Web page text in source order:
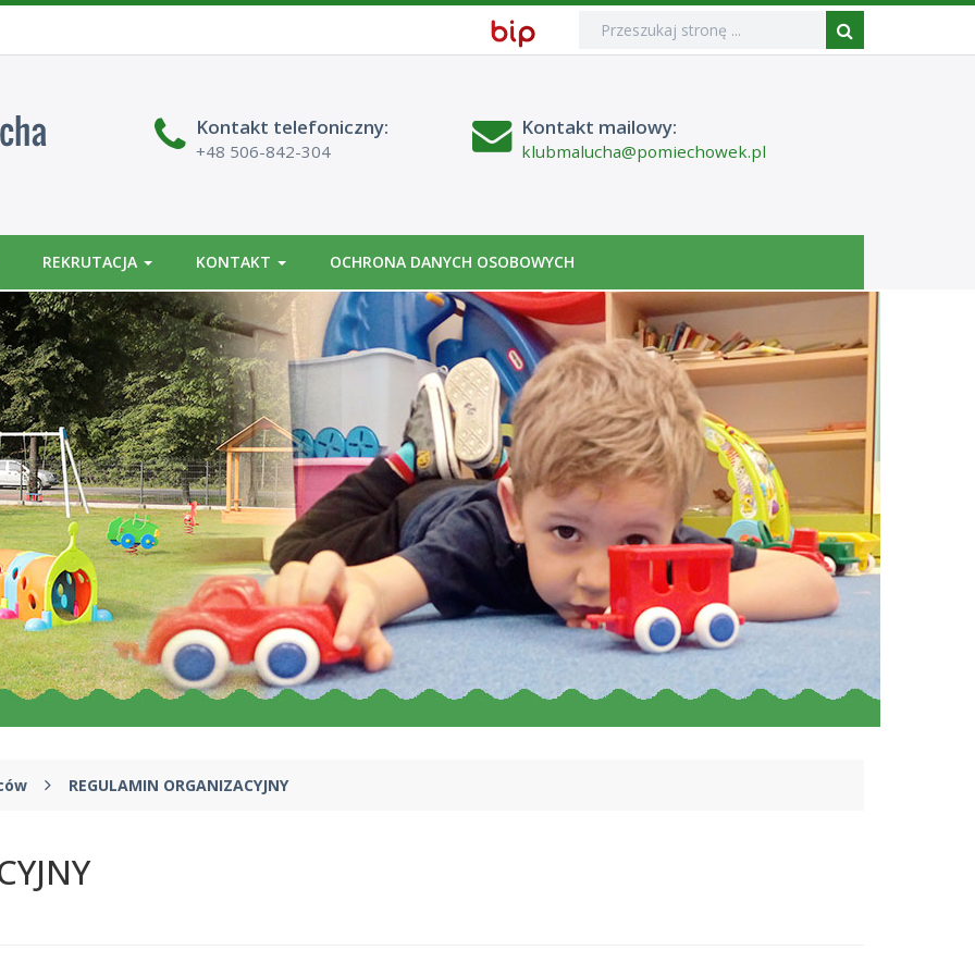
Biuletyn
Informacji
Wyszukiwarka
Formularz
wyszukiwania
Wyszukiwana
fraza:
Szukaj
Kontakt telefoniczny:
+48 506-842-304
Kontakt mailowy:
klubmalucha@pomiechowek.pl
REKRUTACJA KONTAKT OCHRONA DANYCH OSOBOWYCH
REGULAMIN ORGANIZACYJNY